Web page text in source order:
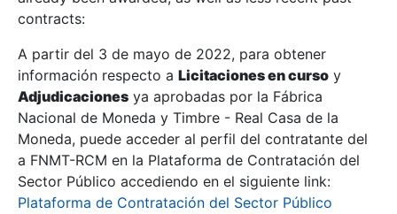
Show/Hide
Show/Hide
contracts:
A partir del 3 de mayo de 2022, para obtener
información respecto a Licitaciones en curso y
Adjudicaciones ya aprobadas por la Fábrica
Nacional de Moneda y Timbre - Real Casa de la
Moneda, puede acceder al perfil del contratante del
a FNMT-RCM en la Plataforma de Contratación del
Sector Público accediendo en el siguiente link:
Plataforma de Contratación del Sector Público